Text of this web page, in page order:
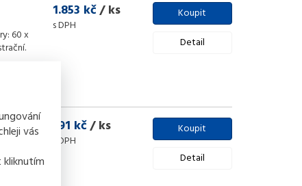
vás
kliknutím
60 x
1.853 kč/ ks
s DPH
Koupit
Detail
191 kč/ ks
s DPH
Koupit
Detail